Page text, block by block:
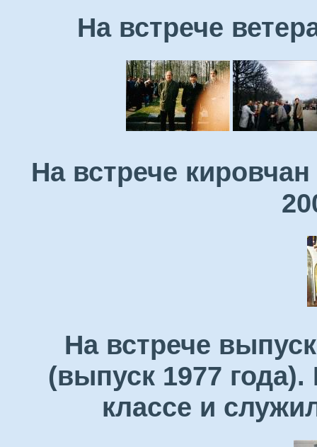
На встрече
На встрече
На встрече
(выпуск 1977
классе и